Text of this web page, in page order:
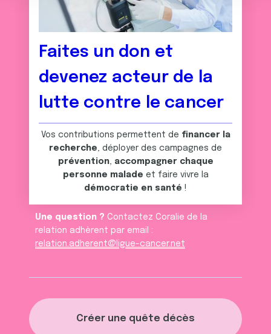
notre site avec nos partenaires de médias sociaux, de
publicité et d'analyse, qui peuvent combiner celles-ci
ou qu'ils ont collectées lors de votre utilisation de leurs
services.
Créer une quête décès
Faites un don et
devenez acteur de la
lutte contre le cancer
Vos contributions permettent de financer la
recherche, déployer des campagnes de
prévention, accompagner chaque
personne malade et faire vivre la
démocratie en santé !
Une question ? Contactez Coralie de la
relation adhèrent par email :
relation.adherent@ligue-cancer.net